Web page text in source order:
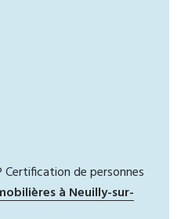
de personnes
à Neuilly-sur-